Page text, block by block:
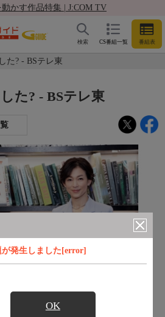
かす作品特集 | J:COM TV
CS番組一覧 番組表
検索
た? - BSテレ東
が発生しました[error]
OK
た? - BSテレ東